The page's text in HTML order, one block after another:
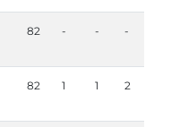
82 - - -
82 1 1 2